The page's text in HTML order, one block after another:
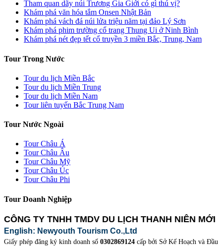
Tham quan dãy núi Trương Gia Giới có gì thú vị?
Khám phá văn hóa tắm Onsen Nhật Bản
Khám phá vách đá núi lửa triệu năm tại đảo Lý Sơn
Khám phá phim trường cổ trang Thung Ui ở Ninh Bình
Khám phá nét đẹp tết cổ truyền 3 miền Bắc, Trung, Nam
Tour Trong Nước
Tour du lịch Miền Bắc
Tour du lịch Miền Trung
Tour du lịch Miền Nam
Tour liên tuyến Bắc Trung Nam
Tour Nước Ngoài
Tour Châu Á
Tour Châu Âu
Tour Châu Mỹ
Tour Châu Úc
Tour Châu Phi
Tour Doanh Nghiệp
CÔNG TY TNHH TMDV DU LỊCH THANH NIÊN MỚI
English: Newyouth Tourism Co.,Ltd
Giấy phép đăng ký kinh doanh số 0302869124 cấp bởi Sở Kế Hoạch và Đầu